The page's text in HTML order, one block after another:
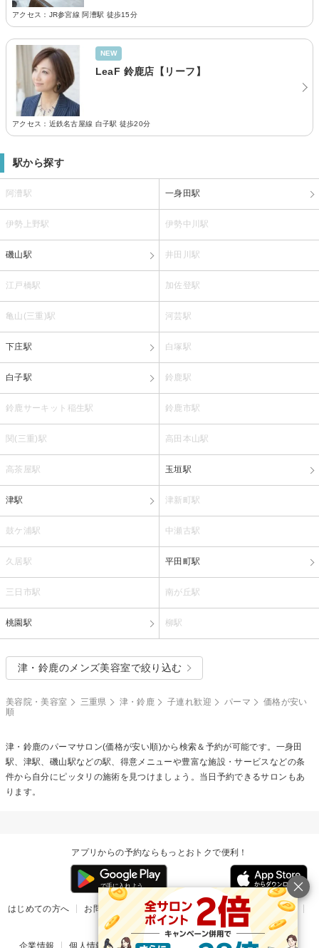
アクセス：JR参宮線 阿漕駅 徒歩15分
NEW
LeaF 鈴鹿店【リーフ】
アクセス：近鉄名古屋線 白子駅 徒歩20分
駅から探す
阿漕駅 一身田駅
伊勢上野駅 伊勢中川駅
磯山駅 井田川駅
江戸橋駅 加佐登駅
亀山(三重)駅 河芸駅
下庄駅 白塚駅
白子駅 鈴鹿駅
鈴鹿サーキット稲生駅 鈴鹿市駅
関(三重)駅 高田本山駅
高茶屋駅 玉垣駅
津駅 津新町駅
鼓ケ浦駅 中瀬古駅
久居駅 平田町駅
三日市駅 南が丘駅
桃園駅 柳駅
津・鈴鹿のメンズ美容室で絞り込む
美容院・美容室 三重県 津・鈴鹿 子連れ歓迎 パーマ
価格が安い
順
津・鈴鹿のパーマサロン(価格が安い順)から検索＆予約が可能です。一身田
駅、津駅、磯山駅などの駅、得意メニューや豊富な施設・サービスなどの条
件から自分にピッタリの施術を見つけましょう。当日予約できるサロンもあ
ります。
アプリからの予約ならもっとおトクで便利！
はじめての方へ お問い合わせ ヘルプ リリース情報
利用規約
掲載ご希望のサロン様
企業情報 個人情報保護方針 楽天のサービス一覧 アプリ一覧